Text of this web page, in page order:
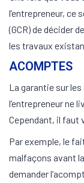
l’entrepreneur, ce
(GCR) de décider
les travaux
ACOMPTES
La garantie sur
l’entrepreneur ne
Cependant, il faut
Par exemple, le
malfaçons avant
demander